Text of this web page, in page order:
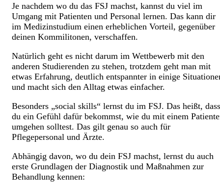
Je nachdem wo du das FSJ machst, kannst du viel im
Umgang mit Patienten und Personal lernen. Das kann dir
im Medizinstudium einen erheblichen Vorteil, gegenüber
deinen Kommilitonen, verschaffen.
Natürlich geht es nicht darum im Wettbewerb mit den
anderen Studierenden zu stehen, trotzdem geht man mit
etwas Erfahrung, deutlich entspannter in einige
und macht sich den Alltag etwas einfacher.
Besonders „social skills“ lernst du im FSJ. Das heißt, dass
du ein Gefühl dafür bekommst, wie du mit einem
umgehen solltest. Das gilt genau so auch für
Pflegepersonal und Ärzte.
Abhängig davon, wo du dein FSJ machst, lernst du auch
erste Grundlagen der Diagnostik und Maßnahmen zur
Behandlung kennen: